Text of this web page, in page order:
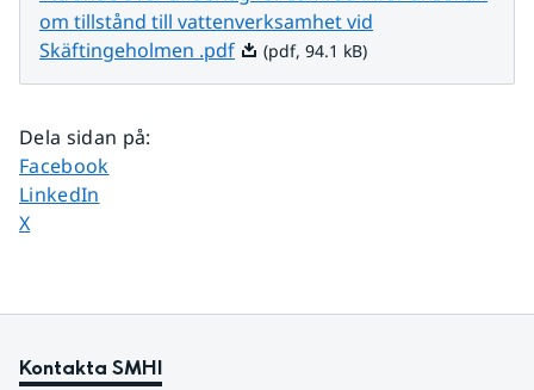
om tillstånd till vattenverksamhet vid
Skäftingeholmen .pdfPdf, 94.1 kB.
(pdf, 94.1 kB)
Dela sidan på:
Dela sidan på
Facebook
Dela sidan på
LinkedIn
Dela sidan på
X
Kontakta SMHI